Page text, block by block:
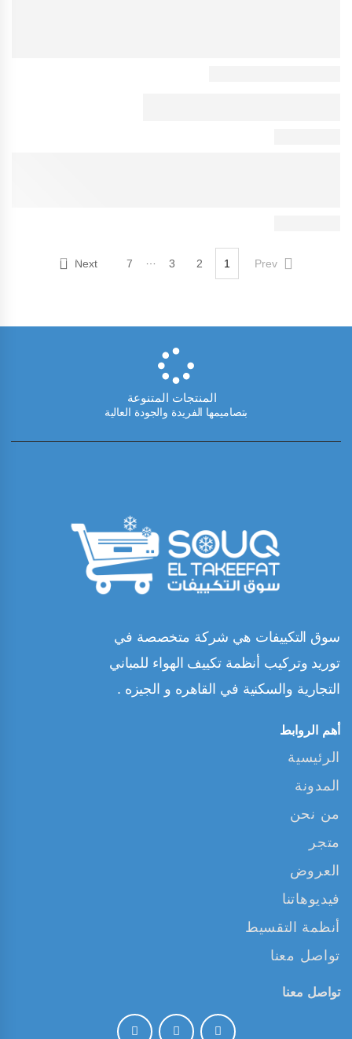
Prev
1
2
3
7
Next
المنتجات المتنوعة
بتصاميمها الفريدة والجودة العالية
سوق التكييفات هي شركة متخصصة في
توريد وتركيب أنظمة تكييف الهواء للمباني
التجارية والسكنية في القاهره و الجيزه .
أهم الروابط
الرئيسية
المدونة
من نحن
متجر
العروض
فيديوهاتنا
أنظمة التقسيط
تواصل معنا
تواصل معنا